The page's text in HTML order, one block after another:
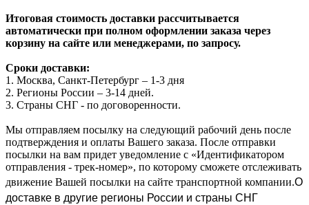
Итоговая стоимость доставки рассчитывается
автоматически при полном оформлении заказа через
корзину на сайте или менеджерами, по запросу.
Сроки доставки:
1. Москва, Санкт-Петербург – 1-3 дня
2. Регионы России – 3-14 дней.​
3. Страны СНГ - по договоренности.
Мы отправляем посылку на следующий рабочий день после
подтверждения и оплаты Вашего заказа. После отправки
посылки на вам придет уведомление с «Идентификатором
отправления - трек-номер», по которому сможете отслеживать
движение Вашей посылки на сайте транспортной компании.О
доставке в другие регионы России и страны СНГ